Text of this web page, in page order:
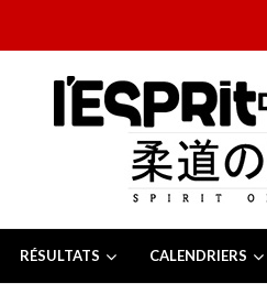
RÉSULTATS CALENDRIERS